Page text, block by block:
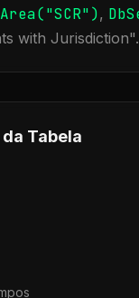
SCR"),
with Jurisdiction".
Tabela